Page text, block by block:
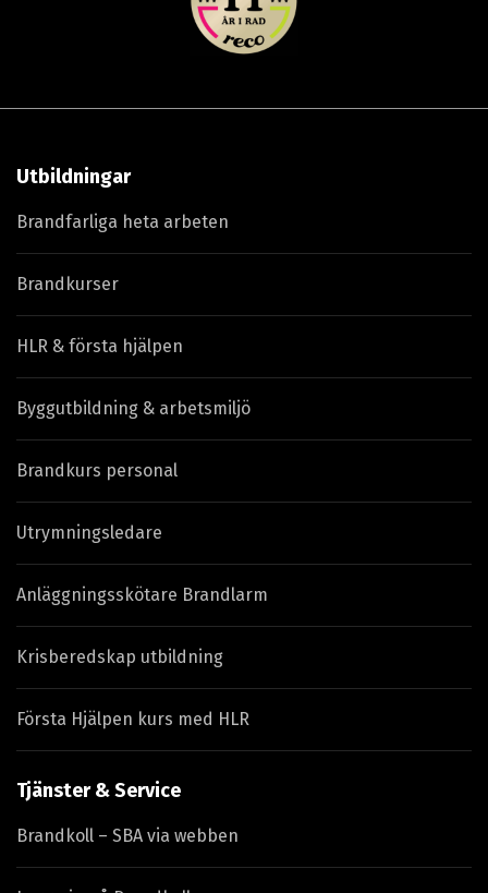
Utbildningar
Brandfarliga heta arbeten
Brandkurser
HLR & första hjälpen
Byggutbildning & arbetsmiljö
Brandkurs personal
Utrymningsledare
Anläggningsskötare Brandlarm
Krisberedskap utbildning
Första Hjälpen kurs med HLR
Tjänster & Service
Brandkoll – SBA via webben